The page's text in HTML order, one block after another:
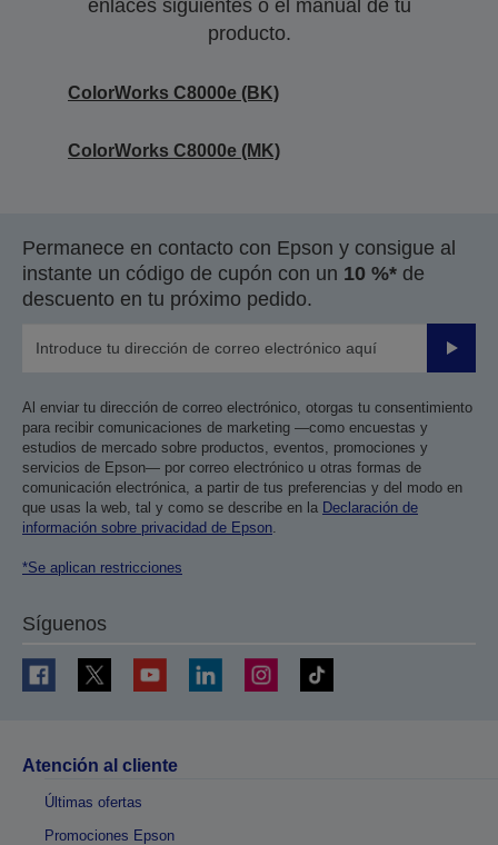
enlaces siguientes o el manual de tu
producto.
ColorWorks C8000e (BK)
ColorWorks C8000e (MK)
Permanece en contacto con Epson y consigue al
instante un código de cupón con un 10 %* de
descuento en tu próximo pedido.
Enviar
Al enviar tu dirección de correo electrónico, otorgas tu consentimiento
para recibir comunicaciones de marketing —como encuestas y
estudios de mercado sobre productos, eventos, promociones y
servicios de Epson— por correo electrónico u otras formas de
comunicación electrónica, a partir de tus preferencias y del modo en
que usas la web, tal y como se describe en la Declaración de
información sobre privacidad de Epson
*Se aplican restricciones
Síguenos
Atención al cliente
Últimas ofertas
Promociones Epson